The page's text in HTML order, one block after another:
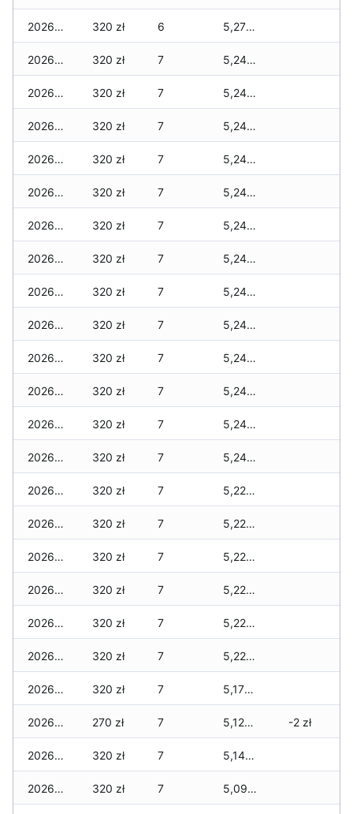
2026-02-12 320 zł 6 5,270 zł
2026-02-11 320 zł 7 5,240 zł
2026-02-10 320 zł 7 5,240 zł
2026-02-09 320 zł 7 5,240 zł
2026-02-08 320 zł 7 5,240 zł
2026-02-07 320 zł 7 5,240 zł
2026-02-06 320 zł 7 5,240 zł
2026-02-05 320 zł 7 5,240 zł
2026-02-04 320 zł 7 5,240 zł
2026-02-03 320 zł 7 5,240 zł
2026-02-02 320 zł 7 5,240 zł
2026-02-01 320 zł 7 5,240 zł
2026-01-31 320 zł 7 5,240 zł
2026-01-30 320 zł 7 5,240 zł
2026-01-29 320 zł 7 5,220 zł
2026-01-28 320 zł 7 5,220 zł
2026-01-27 320 zł 7 5,220 zł
2026-01-26 320 zł 7 5,220 zł
2026-01-25 320 zł 7 5,220 zł
2026-01-24 320 zł 7 5,220 zł
2026-01-23 320 zł 7 5,170 zł
2026-01-22 270 zł 7 5,120 zł -2 zł
2026-01-21 320 zł 7 5,140 zł
2026-01-20 320 zł 7 5,090 zł